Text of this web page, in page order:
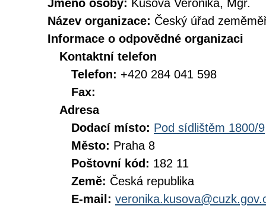
Jméno osoby: Kůsová Veronika, Mgr.
Název organizace: Český úřad
Informace o odpovědné organizaci
Kontaktní telefon
Telefon: +420 284 041 598
Fax:
Adresa
Dodací místo: Pod sídlištěm 1800/9
Město: Praha 8
Poštovní kód: 182 11
Země: Česká republika
E-mail: